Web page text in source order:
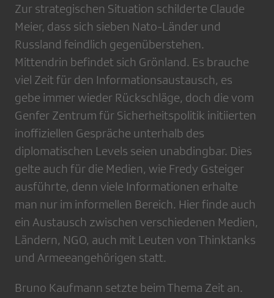
Zur strategischen Situation schilderte Claude
Meier, dass sich sieben Nato-Länder und
Russland feindlich gegenüberstehen.
Mittendrin befindet sich Grönland. Es brauche
viel Zeit für den Informationsaustausch, es
gebe immer wieder Rückschläge, doch die vom
Genfer Zentrum für Sicherheitspolitik initiierten
inoffiziellen Gespräche unterhalb des
diplomatischen Levels seien unabdingbar. Dies
gelte auch für die Medien, wie Fredy Gsteiger
ausführte, denn viele Informationen erhalte
man nur im informellen Bereich. Hier finde auch
ein Austausch zwischen verschiedenen Medien,
Ländern, NGO, auch mit Leuten von Thinktanks
und Armeeangehörigen statt.
Bruno Kaufmann setzte beim Thema Zeit an.